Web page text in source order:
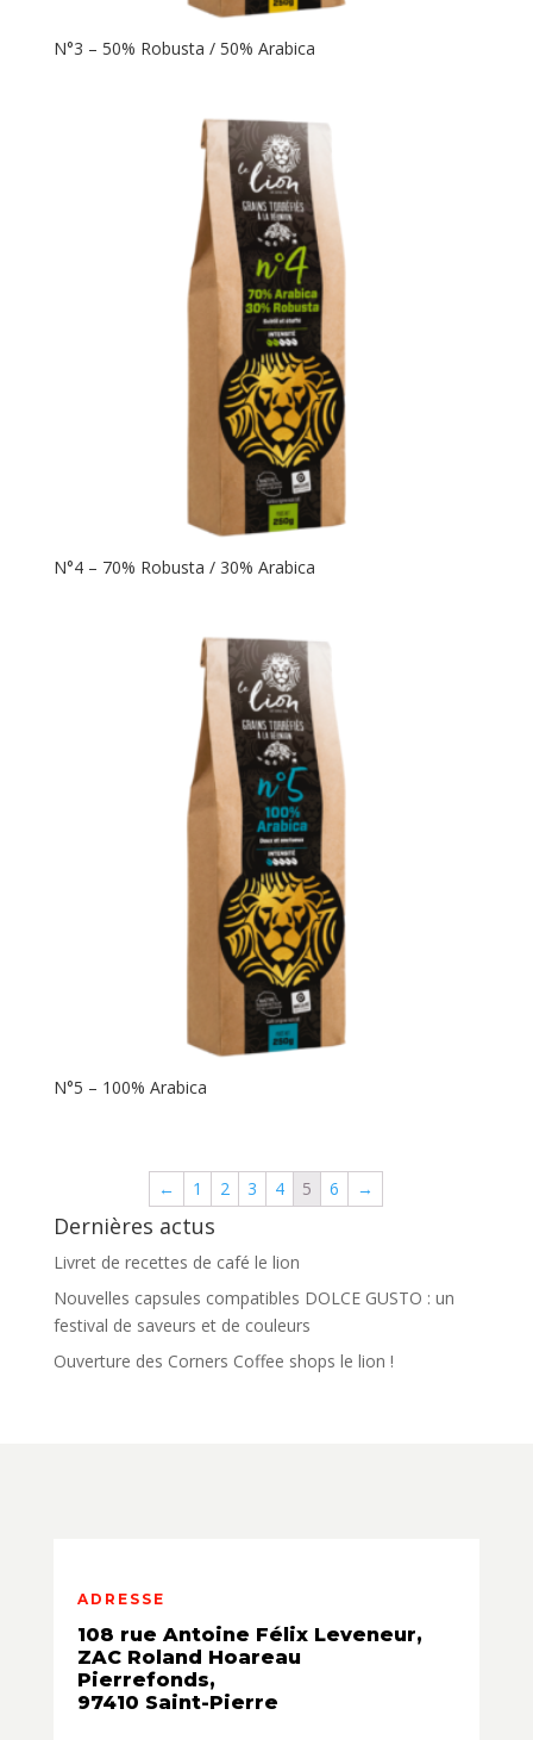
N°3 – 50% Robusta / 50% Arabica
N°4 – 70% Robusta / 30% Arabica
N°5 – 100% Arabica
← 1 2 3 4 5 6 →
Dernières actus
Livret de recettes de café le lion
Nouvelles capsules compatibles DOLCE GUSTO : un
festival de saveurs et de couleurs
Ouverture des Corners Coffee shops le lion !
ADRESSE
108 rue Antoine Félix Leveneur,
ZAC Roland Hoareau
Pierrefonds,
97410 Saint-Pierre